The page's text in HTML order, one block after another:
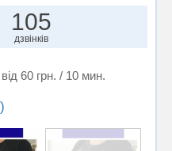
105
дзвінків
від 60 грн. / 10 мин.